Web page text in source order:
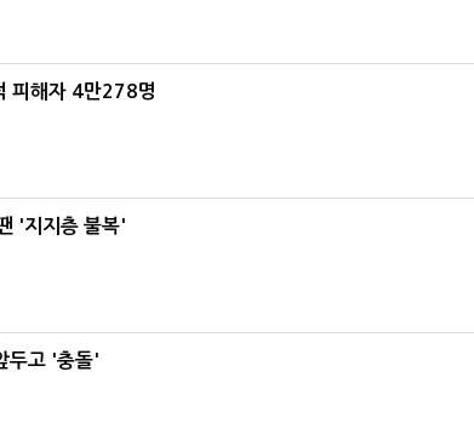
피해자 4만278명
'지지층 불복'
두고 '충돌'